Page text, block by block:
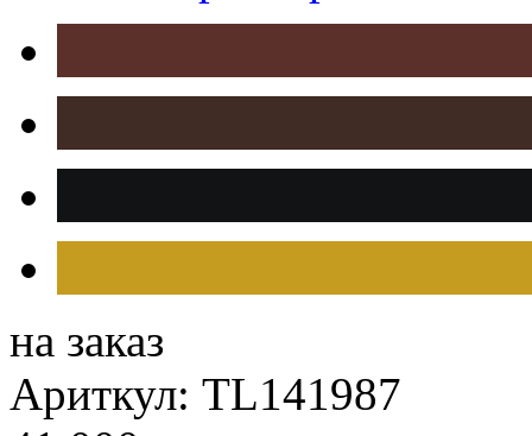
на заказ
Ариткул: TL141987